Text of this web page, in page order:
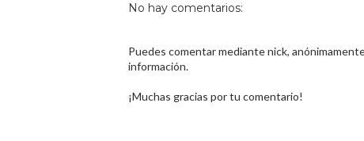
No hay comentarios:
Puedes comentar mediante nick,
información.
¡Muchas gracias por tu comentario!